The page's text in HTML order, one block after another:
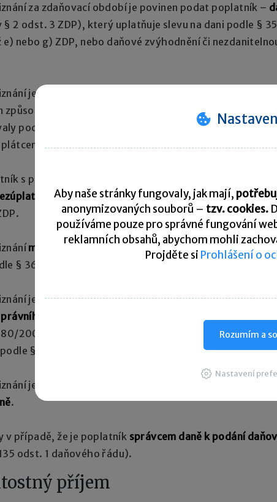
za zdaňovací období je povinen podat poplatník –
§ 2 odst. 3 ZDP), který uplatňuje slevu na dani podle §
e) nebo g) ZDP, nebo daňové zvýhodnění či
je povinen podat též poplatník, kterému byly
způsobem obdržel příjmy
ze závislé činnosti za uplynulá
podle § 5 odst. 4 ZDP za jeho příjmy ve zdaňovacím
daně v jeho prospěch.
s příjmy ze závislé činnosti, který
plnění poskytnutého do zahraničíza
může podat nerezident ČR(rezident EU nebo EHP),
§ 36 odst. 7 nebo 8 ZDP.
je také povinen podat poplatník, kterému tak
právního nástupce za zemřelého
2009 Sb.) –
v souvislosti s insolvenčním řízením.
§ 38gb ZDP.
je povinen podat i poplatník, u něhož se daň
.
v případě, že je poplatník správcem daně k podání
odst. 1 daňového řádu).
příjem
Aby naše stránky fungovaly, jak mají,
anonymizovaných souborů – tzv. cookies.
používáme pouze pro správné fungování
reklamních obsahů, abychom mohli
Projděte si Prohlášení o
Rozumím a
Nastavení